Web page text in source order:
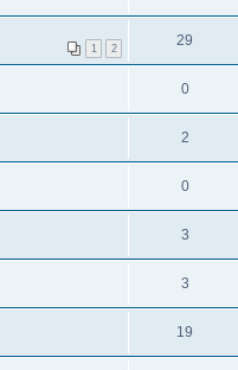
1 2 29
0
2
0
3
3
19